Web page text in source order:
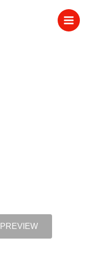
PREVIEW